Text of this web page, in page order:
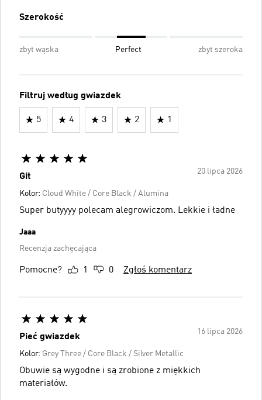
Szerokość
zbyt wąska Perfect zbyt szeroka
Filtruj według gwiazdek
5 4 3 2 1
20 lipca 2026
Git
Kolor: Cloud White / Core Black / Alumina
Super butyyyy polecam alegrowiczom. Lekkie i ładne
Jaaa
Recenzja zachęcająca
Pomocne? 1 0 Zgłoś komentarz
16 lipca 2026
Pieć gwiazdek
Kolor: Grey Three / Core Black / Silver Metallic
Obuwie są wygodne i są zrobione z miękkich
materiałów.